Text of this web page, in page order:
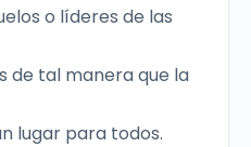
o líderes de las
de tal manera que la
lugar para todos.